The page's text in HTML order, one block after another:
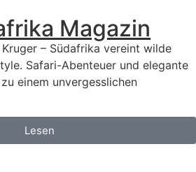
Magazin
– Südafrika vereint wilde
Safari-Abenteuer und elegante
einem unvergesslichen
Lesen